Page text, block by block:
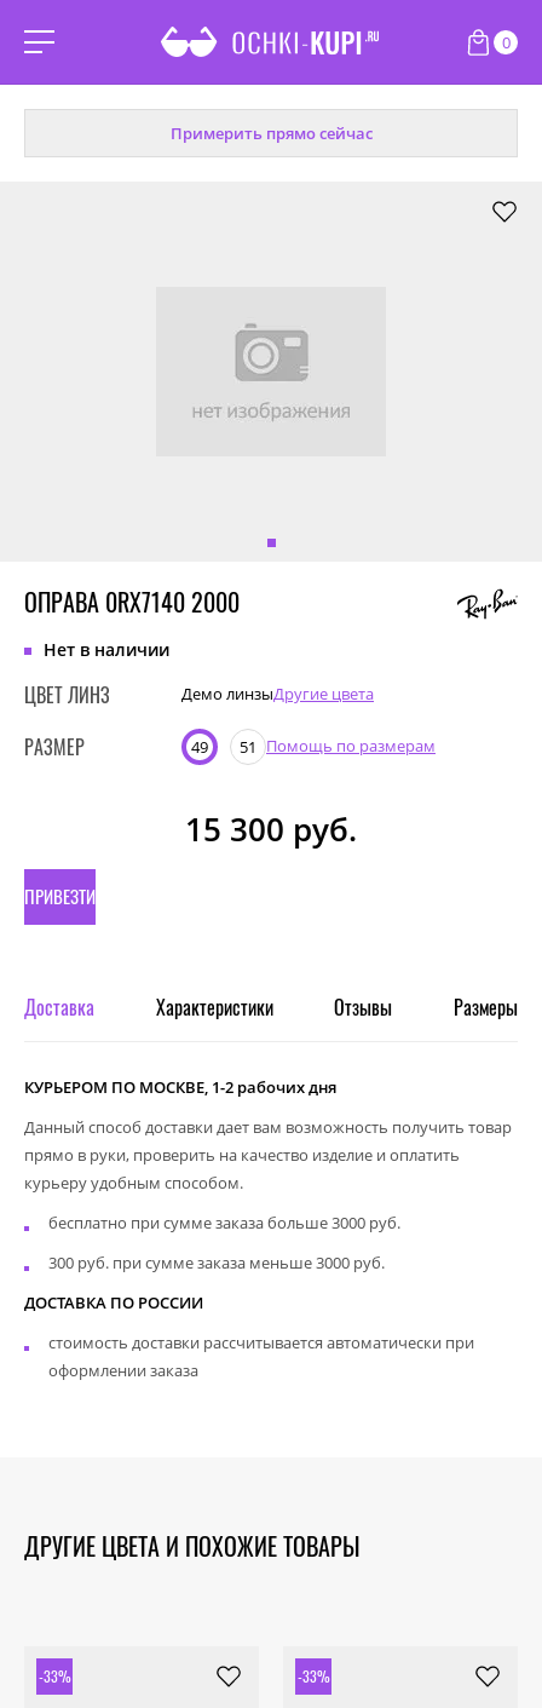
0
Примерить прямо сейчас
ОПРАВА 0RX7140 2000
Нет в наличии
ЦВЕТ ЛИНЗ Демо линзыДругие цвета
РАЗМЕР 49 51 Помощь по размерам
15 300 руб.
ПРИВЕЗТИ
ЗАКАЗ
Доставка Характеристики Отзывы Размеры
КУРЬЕРОМ ПО МОСКВЕ, 1-2 рабочих дня
Данный способ доставки дает вам возможность получить товар
прямо в руки, проверить на качество изделие и оплатить
курьеру удобным способом.
бесплатно при сумме заказа больше 3000 руб.
300 руб. при сумме заказа меньше 3000 руб.
ДОСТАВКА ПО РОССИИ
стоимость доставки рассчитывается автоматически при
оформлении заказа
ДРУГИЕ ЦВЕТА И ПОХОЖИЕ ТОВАРЫ
-33% -33%